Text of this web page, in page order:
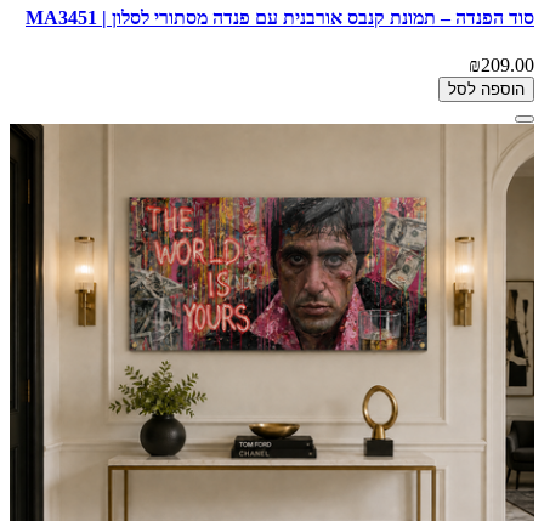
סוד הפנדה – תמונת קנבס אורבנית עם פנדה מסתורי לסלון | MA3451
₪209.00
הוספה לסל